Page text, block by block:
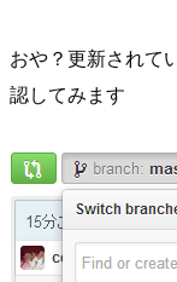
おや？更新されて
認してみます